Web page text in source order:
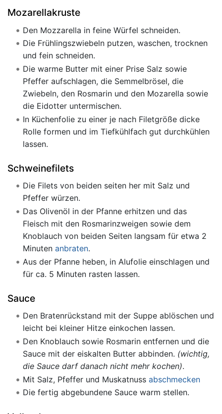
Mozarellakruste
Den Mozzarella in feine Würfel schneiden.
Die Frühlingszwiebeln putzen, waschen, trocknen
und fein schneiden.
Die warme Butter mit einer Prise Salz sowie
Pfeffer aufschlagen, die Semmelbrösel, die
Zwiebeln, den Rosmarin und den Mozarella sowie
die Eidotter untermischen.
In Küchenfolie zu einer je nach Filetgröße dicke
Rolle formen und im Tiefkühlfach gut durchkühlen
lassen.
Schweinefilets
Die Filets von beiden seiten her mit Salz und
Pfeffer würzen.
Das Olivenöl in der Pfanne erhitzen und das
Fleisch mit den Rosmarinzweigen sowie dem
Knoblauch von beiden Seiten langsam für etwa 2
Minuten anbraten.
Aus der Pfanne heben, in Alufolie einschlagen und
für ca. 5 Minuten rasten lassen.
Sauce
Den Bratenrückstand mit der Suppe ablöschen und
leicht bei kleiner Hitze einkochen lassen.
Den Knoblauch sowie Rosmarin entfernen und die
Sauce mit der eiskalten Butter abbinden. (wichtig,
die Sauce darf danach nicht mehr kochen).
Mit Salz, Pfeffer und Muskatnuss abschmecken
Die fertig abgebundene Sauce warm stellen.